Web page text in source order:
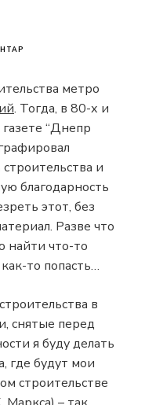
ОЧЕРЕДИ
МЕТРОПОЛИТЕНА
метро
. Тогда, в 80-х и
“Днепр
и
благодарность
этот, без
Разве что
найти что-то
то попасть…
в
снятые перед
я буду делать
где будут мои
строительстве